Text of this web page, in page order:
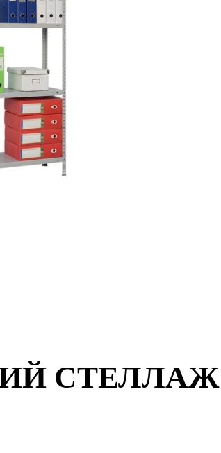
СТЕЛЛАЖ